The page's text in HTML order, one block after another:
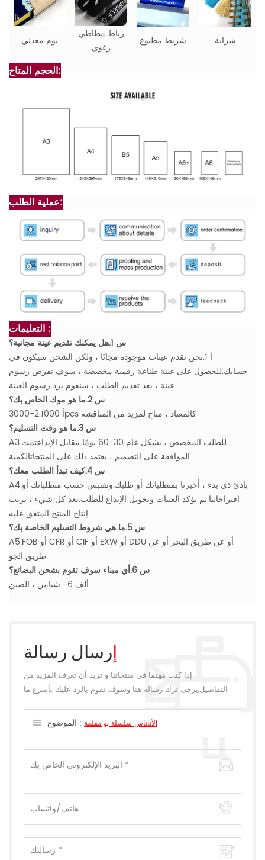
يوم معدني
رباط مطاطي
رغوي
شريط مطبوع شرابة
الحجم المتاح:
عملية الطلب:
التعليمات :
س 1.هل يمكنك تقديم عينة مجانية؟
أ 1.نحن نقدم عينات موجودة مجانًا ، ولكن الشحن سيكون في
حسابك.للحصول على عينة طباعة رقمية مخصصة ، سوف نفرض رسوم
عينة ، بعد تقديم الطلب ، سنقوم برد رسوم العينة.
س 2.ما هو موك الخاص بك؟
أ 2.1000-3000pcs كالمعتاد ، متاح لمزيد من المناقشة
س 3.ما هو وقت التسليم؟
A3.للطلب المخصص ، بشكل عام 30-60 يومًا مقابل الإيداعتمت
الموافقة على التصميم ، يعتمد ذلك على المنتجاتالكمية.
س 4.كيف تبدأ الطلب معك؟
A4.بادئ ذي بدء ، أخبرنا بمتطلباتك أو طلبك.ونقتبس حسب متطلباتك أو
اقتراحاتنا.ثم تؤكد العينات وتحويل الإيداع للطلب.بعد كل شيء ، نرتب
إنتاج المنتج المتفق عليه.
س 5.ما هي شروط التسليم الخاصة بك؟
A5.FOB أو CFR أو CIF أو EXW أو DDU أو عن طريق البحر أو عن
طريق الجو.
س 6.أي ميناء سوف تقوم بشحن البضائع؟
ألف 6- شيامن ، الصين
إرسال رسالة
إذا كنت مهتما في منتجاتنا و تريد أن تعرف المزيد من
التفاصيل,يرجى ترك رسالة هنا وسوف نقوم بالرد عليك بأسرع ما
الموضوع : الأناناس سلسلة بو مقلمة